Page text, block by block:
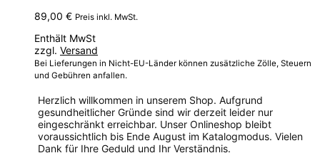
89,00 € Preis inkl. MwSt.
Enthält MwSt
zzgl. Versand
Bei Lieferungen in Nicht-EU-Länder können zusätzliche Zölle, Steuern
und Gebühren anfallen.
Herzlich willkommen in unserem Shop. Aufgrund
gesundheitlicher Gründe sind wir derzeit leider nur
eingeschränkt erreichbar. Unser Onlineshop bleibt
voraussichtlich bis Ende August im Katalogmodus. Vielen
Dank für Ihre Geduld und Ihr Verständnis.